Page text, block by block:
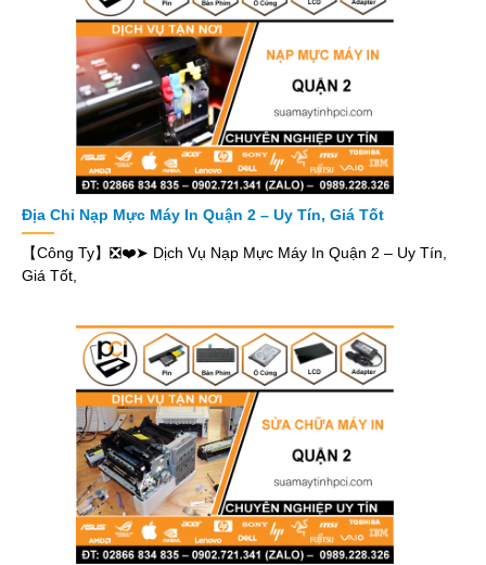
Địa Chỉ Nạp Mực Máy In Quận 2 – Uy Tín, Giá Tốt
【Công Ty】❎❤️➤ Dịch Vụ Nạp Mực Máy In Quận 2 – Uy Tín,
Giá Tốt,